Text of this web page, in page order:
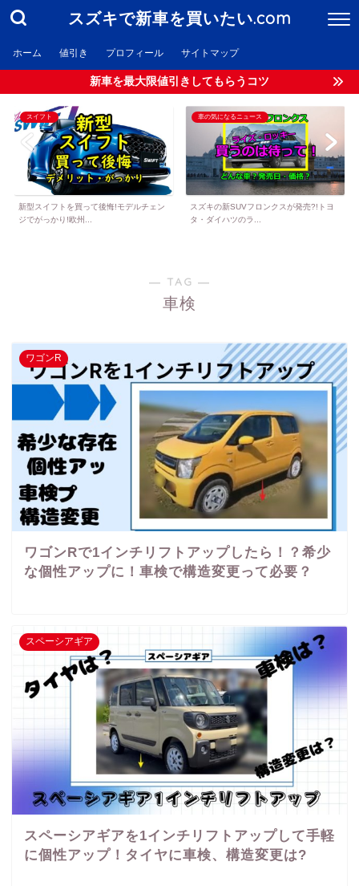
スズキで新車を買いたい.com
ホーム 値引き プロフィール サイトマップ
新車を最大限値引きしてもらうコツ
スイフト
新型スイフトを買って後悔!モデルチェン
ジでがっかり!欧州...
車の気になるニュース
スズキの新SUVフロンクスが発売?!トヨ
タ・ダイハツのラ...
― TAG ―
車検
ワゴンR
ワゴンRで1インチリフトアップしたら！？希少
な個性アップに！車検で構造変更って必要？
スペーシアギア
スペーシアギアを1インチリフトアップして手軽
に個性アップ！タイヤに車検、構造変更は?